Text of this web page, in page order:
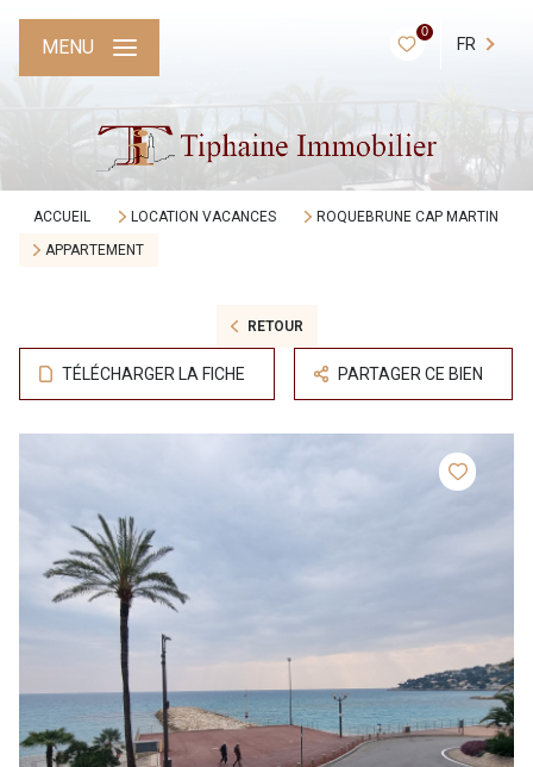
0
FR
MENU
ACCUEIL LOCATION VACANCES
ROQUEBRUNE CAP MARTIN
APPARTEMENT
RETOUR
TÉLÉCHARGER LA FICHE PARTAGER CE BIEN